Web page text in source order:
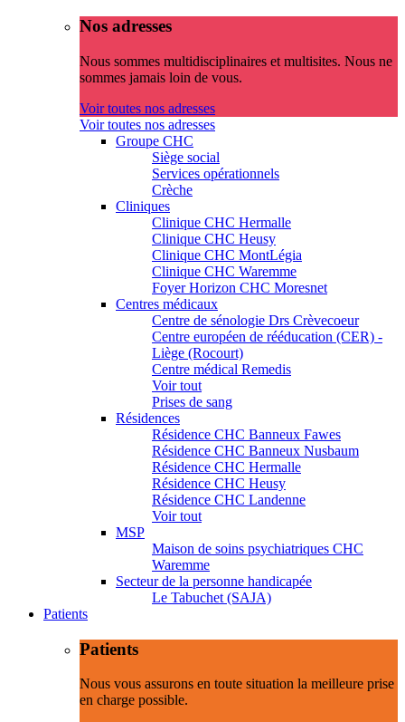
Nos adresses
Nous sommes multidisciplinaires et multisites. Nous ne
sommes jamais loin de vous.
Voir toutes nos adresses
Voir toutes nos adresses
Groupe CHC
Siège social
Services opérationnels
Crèche
Cliniques
Clinique CHC Hermalle
Clinique CHC Heusy
Clinique CHC MontLégia
Clinique CHC Waremme
Foyer Horizon CHC Moresnet
Centres médicaux
Centre de sénologie Drs Crèvecoeur
Centre européen de rééducation (CER) -
Liège (Rocourt)
Centre médical Remedis
Voir tout
Prises de sang
Résidences
Résidence CHC Banneux Fawes
Résidence CHC Banneux Nusbaum
Résidence CHC Hermalle
Résidence CHC Heusy
Résidence CHC Landenne
Voir tout
MSP
Maison de soins psychiatriques CHC
Waremme
Secteur de la personne handicapée
Le Tabuchet (SAJA)
Patients
Patients
Nous vous assurons en toute situation la meilleure prise
en charge possible.